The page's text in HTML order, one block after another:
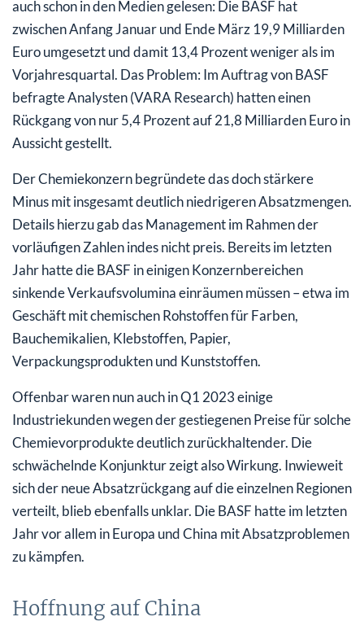
auch schon in den Medien gelesen: Die BASF hat
zwischen Anfang Januar und Ende März 19,9 Milliarden
Euro umgesetzt und damit 13,4 Prozent weniger als im
Vorjahresquartal. Das Problem: Im Auftrag von BASF
befragte Analysten (VARA Research) hatten einen
Rückgang von nur 5,4 Prozent auf 21,8 Milliarden Euro in
Aussicht gestellt.
Der Chemiekonzern begründete das doch stärkere
Minus mit insgesamt deutlich niedrigeren Absatzmengen.
Details hierzu gab das Management im Rahmen der
vorläufigen Zahlen indes nicht preis. Bereits im letzten
Jahr hatte die BASF in einigen Konzernbereichen
sinkende Verkaufsvolumina einräumen müssen – etwa im
Geschäft mit chemischen Rohstoffen für Farben,
Bauchemikalien, Klebstoffen, Papier,
Verpackungsprodukten und Kunststoffen.
Offenbar waren nun auch in Q1 2023 einige
Industriekunden wegen der gestiegenen Preise für solche
Chemievorprodukte deutlich zurückhaltender. Die
schwächelnde Konjunktur zeigt also Wirkung. Inwieweit
sich der neue Absatzrückgang auf die einzelnen Regionen
verteilt, blieb ebenfalls unklar. Die BASF hatte im letzten
Jahr vor allem in Europa und China mit Absatzproblemen
zu kämpfen.
Hoffnung auf China